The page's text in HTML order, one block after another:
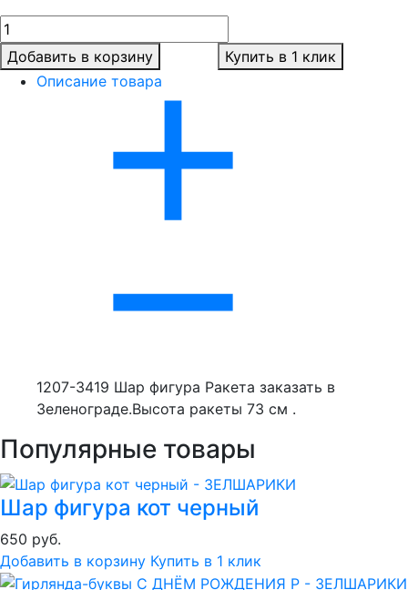
Добавить в корзину
Купить в 1 клик
Описание товара
1207-3419 Шар фигура Ракета заказать в
Зеленограде.Высота ракеты 73 см .
Популярные товары
Шар фигура кот черный
650 руб.
Добавить в корзину Купить в 1 клик